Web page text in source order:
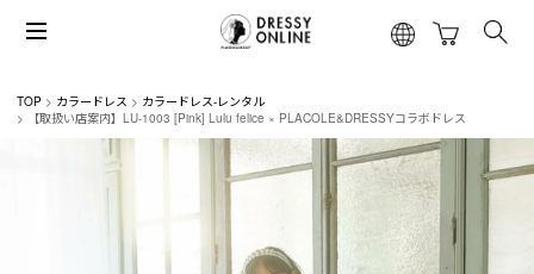
TOP カラードレス
カラードレス-レンタル
【取扱い店案内】LU-1003 [Pink] Lulu felice × PLACOLE&DRESSYコラボドレス